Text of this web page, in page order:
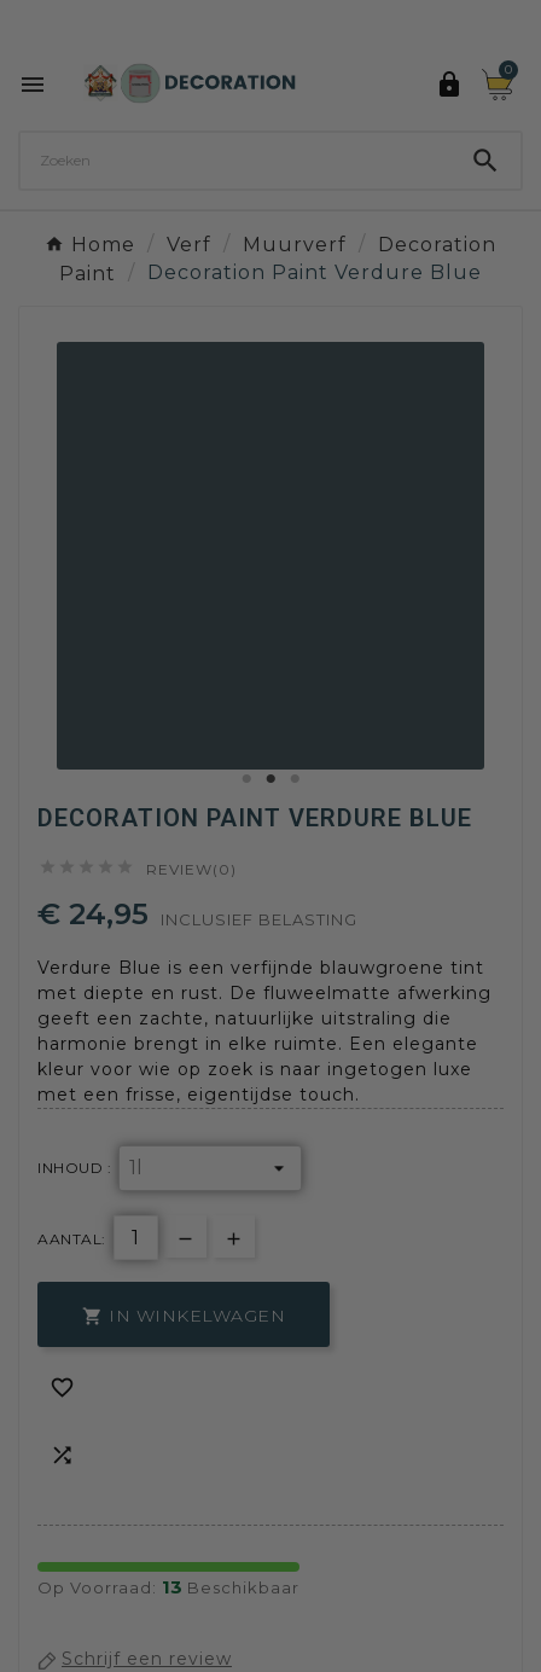
 
0

Home Verf Muurverf
Decoration
Paint
Decoration Paint Verdure Blue
DECORATION PAINT VERDURE BLUE
REVIEW(0)
€ 24,95 INCLUSIEF BELASTING
Verdure Blue is een verfijnde blauwgroene tint
met diepte en rust. De fluweelmatte afwerking
geeft een zachte, natuurlijke uitstraling die
harmonie brengt in elke ruimte. Een elegante
kleur voor wie op zoek is naar ingetogen luxe
met een frisse, eigentijdse touch.
INHOUD :
AANTAL:
 IN WINKELWAGEN


Op Voorraad: 13 Beschikbaar
Schrijf een review